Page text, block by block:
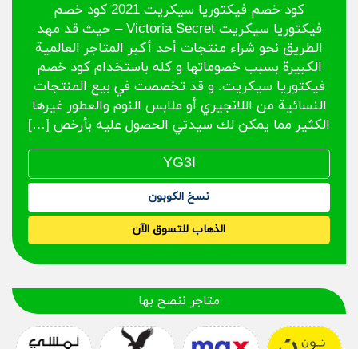
كود خصم فيكتوريا سيكريت 2021 كود خصم
فيكتوريا سيكريت Victoria Secret – حيث قد مهد
الطريق نحو شراء منتجات أحد أكبر المتاجر العالمية
الكبيرة بسبب خصوماتها و كله باستخدام كود خصم
فيكتوريا سيكريت. و قد تخصصت في بيع المنتجات
النسائية من اللانجيري أو ملابس النوم والعطور غيرها
الكثير مما يمكن لك سيدتي الحصول عليه بأرخص […]
نسخ الكوبون
الذهاب للتسوق الآن
متاجر ننصح بها